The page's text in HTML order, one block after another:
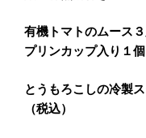
有機トマトのムース
プリンカップ入り１
とうもろこしの冷製
（税込）